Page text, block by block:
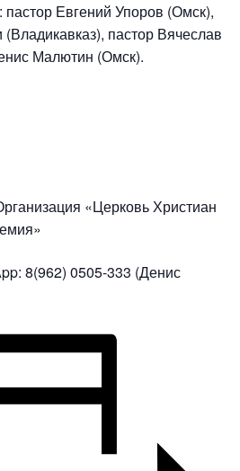
Евгений Упоров (Омск),
пастор Вячеслав
Малютин (Омск).
«Церковь Христиан
8(962) 0505-333 (Денис